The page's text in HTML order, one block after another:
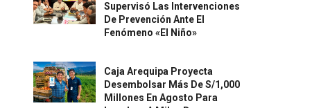
Supervisó Las Intervenciones
De Prevención Ante El
Fenómeno «El Niño»
Caja Arequipa Proyecta
Desembolsar Más De S/1,000
Millones En Agosto Para